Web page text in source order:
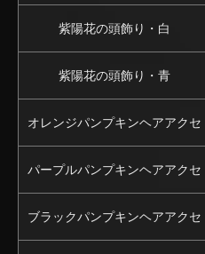
紫陽花の頭飾り・白
紫陽花の頭飾り・青
オレンジパンプキンヘアアクセ
パープルパンプキンヘアアクセ
ブラックパンプキンヘアアクセ